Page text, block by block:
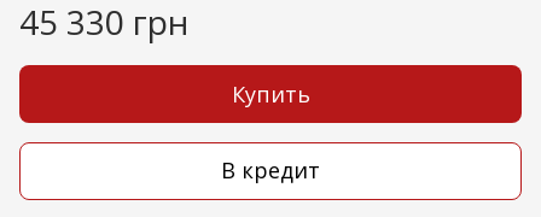
45 330 грн
Купить
В кредит